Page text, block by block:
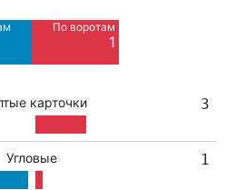
По воротам
1
карточки 3
Угловые 1